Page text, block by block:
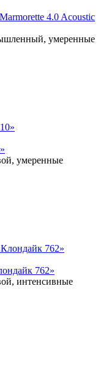
4.0 Acoustic
умеренные
умеренные
762»
интенсивные